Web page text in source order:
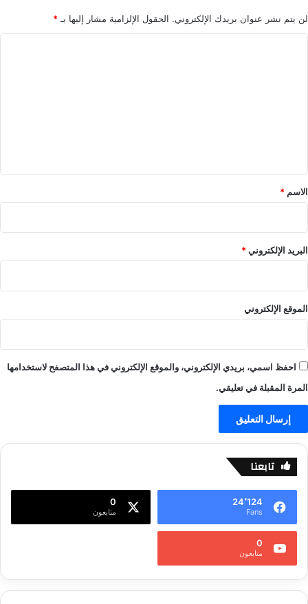
لن يتم نشر عنوان بريدك الإلكتروني. الحقول الإلزامية مشار إليها بـ *
*
الاسم *
البريد الإلكتروني*
الموقع الإلكتروني
احفظ اسمي، بريدي الإلكتروني، والموقع الإلكتروني في هذا المتصفح لاستخدامها
المرة المقبلة في تعليقي.
تابعنا
24٬124
Fans
0
متابعون
0
متابعون